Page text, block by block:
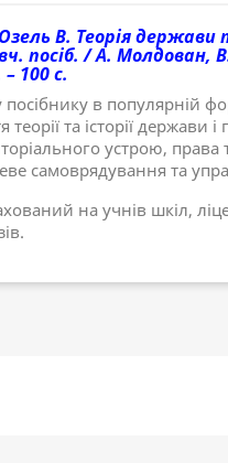
В. Теорія держави
посіб. / А. Молдован,
100 с.
в популярній
теорії та історії держави
устрою, права
самоврядування та
на учнів шкіл,